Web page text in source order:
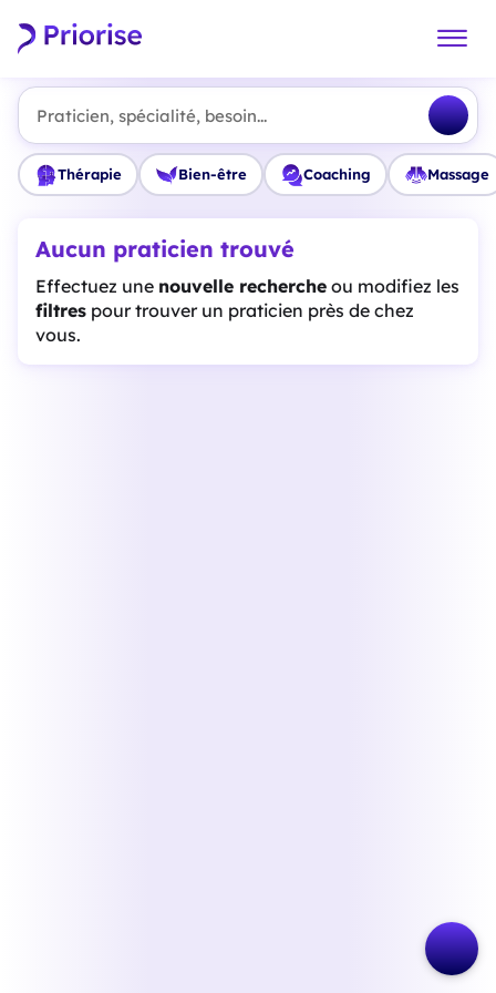
Praticien, spécialité, besoin...
Thérapie Bien-être Coaching Massage
Aucun praticien trouvé
Effectuez une nouvelle recherche ou modifiez les
filtres pour trouver un praticien près de chez
vous.